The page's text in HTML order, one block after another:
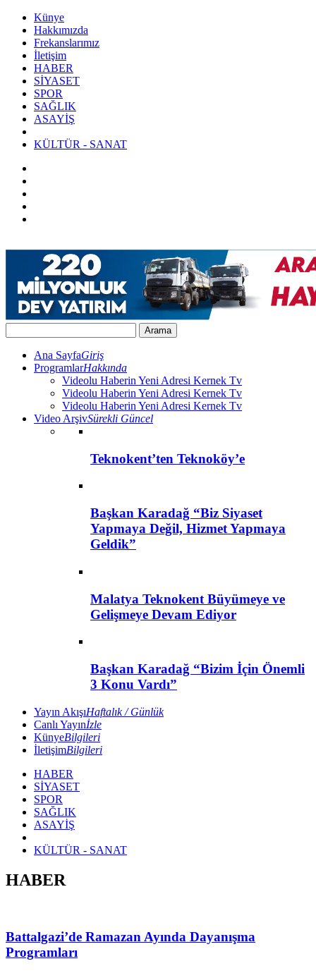
Künye
Hakkımızda
Frekanslarımız
İletişim
HABER
SİYASET
SPOR
SAĞLIK
ASAYİŞ
KÜLTÜR - SANAT
Ana SayfaGiriş
ProgramlarHakkında
Videolu Haberin Yeni Adresi Kernek Tv
Videolu Haberin Yeni Adresi Kernek Tv
Videolu Haberin Yeni Adresi Kernek Tv
Video ArşivSürekli Güncel
Teknokent’ten Teknoköy’e
Başkan Karadağ “Biz Siyaset
Yapmaya Değil, Hizmet Yapmaya
Geldik”
Malatya Teknokent Büyümeye ve
Gelişmeye Devam Ediyor
Başkan Karadağ “Bizim İçin Önemli
3 Konu Vardı”
Yayın AkışıHaftalık / Günlük
Canlı Yayınİzle
KünyeBilgileri
İletişimBilgileri
HABER
SİYASET
SPOR
SAĞLIK
ASAYİŞ
KÜLTÜR - SANAT
HABER
Battalgazi’de Ramazan Ayında Dayanışma
Programları